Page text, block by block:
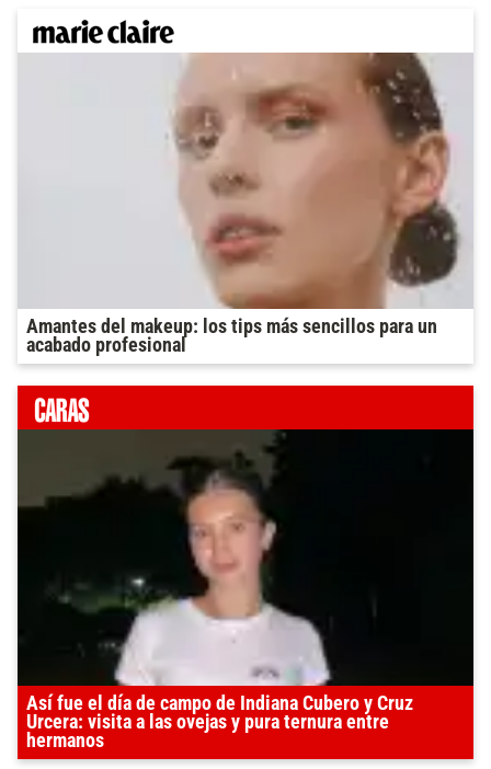
Amantes del makeup: los tips más sencillos para un
acabado profesional
Así fue el día de campo de Indiana Cubero y Cruz
Urcera: visita a las ovejas y pura ternura entre
hermanos